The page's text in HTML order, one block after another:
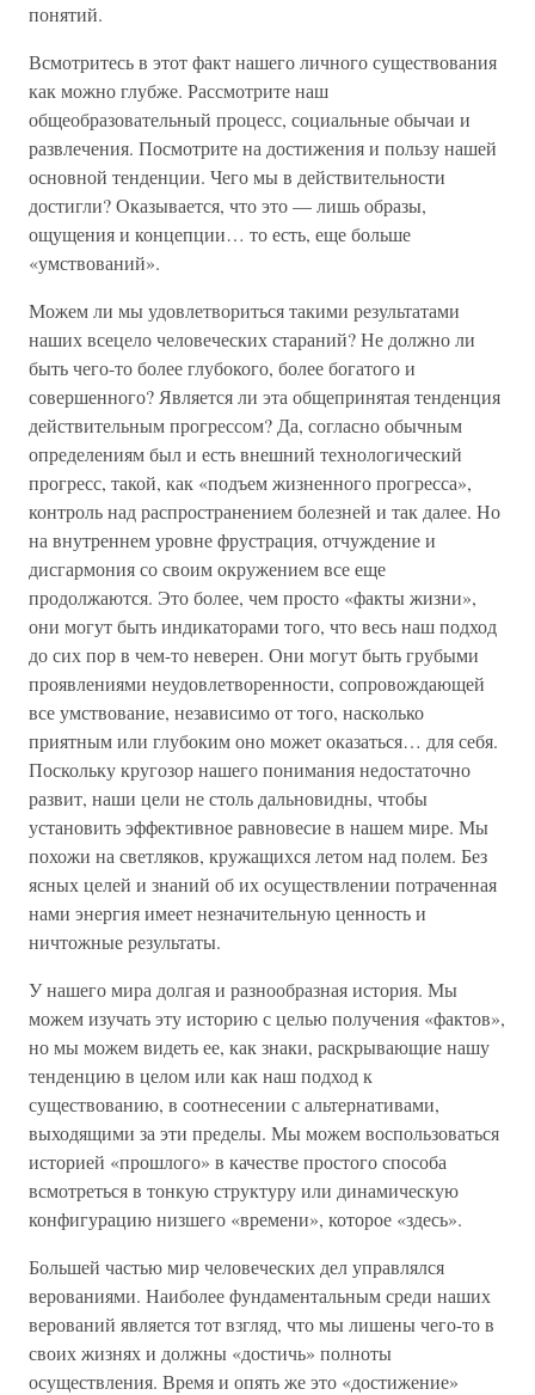
понятий.
Всмотритесь в этот факт нашего личного существования
как можно глубже. Рассмотрите наш
общеобразовательный процесс, социальные обычаи и
развлечения. Посмотрите на достижения и пользу нашей
основной тенденции. Чего мы в действительности
достигли? Оказывается, что это — лишь образы,
ощущения и концепции… то есть, еще больше
«умствований».
Можем ли мы удовлетвориться такими результатами
наших всецело человеческих стараний? Не должно ли
быть чего-то более глубокого, более богатого и
совершенного? Является ли эта общепринятая тенденция
действительным прогрессом? Да, согласно обычным
определениям был и есть внешний технологический
прогресс, такой, как «подъем жизненного прогресса»,
контроль над распространением болезней и так далее. Но
на внутреннем уровне фрустрация, отчуждение и
дисгармония со своим окружением все еще
продолжаются. Это более, чем просто «факты жизни»,
они могут быть индикаторами того, что весь наш подход
до сих пор в чем-то неверен. Они могут быть грубыми
проявлениями неудовлетворенности, сопровождающей
все умствование, независимо от того, насколько
приятным или глубоким оно может оказаться… для себя.
Поскольку кругозор нашего понимания недостаточно
развит, наши цели не столь дальновидны, чтобы
установить эффективное равновесие в нашем мире. Мы
похожи на светляков, кружащихся летом над полем. Без
ясных целей и знаний об их осуществлении потраченная
нами энергия имеет незначительную ценность и
ничтожные результаты.
У нашего мира долгая и разнообразная история. Мы
можем изучать эту историю с целью получения «фактов»,
но мы можем видеть ее, как знаки, раскрывающие нашу
тенденцию в целом или как наш подход к
существованию, в соотнесении с альтернативами,
выходящими за эти пределы. Мы можем воспользоваться
историей «прошлого» в качестве простого способа
всмотреться в тонкую структуру или динамическую
конфигурацию низшего «времени», которое «здесь».
Большей частью мир человеческих дел управлялся
верованиями. Наиболее фундаментальным среди наших
верований является тот взгляд, что мы лишены чего-то в
своих жизнях и должны «достичь» полноты
осуществления. Время и опять же это «достижение»